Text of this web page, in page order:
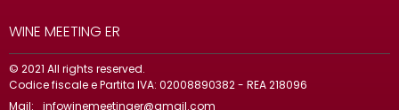
WINE MEETING ER
© 2021 All rights reserved.
Codice fiscale e Partita IVA: 02008890382 - REA 218096
Mail:
infowinemeetinger@gmail.com